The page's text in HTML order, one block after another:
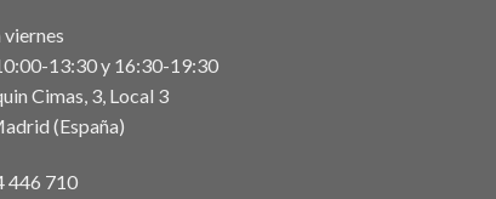
viernes
13:30 y 16:30-19:30
Cimas, 3, Local 3
(España)
446 710